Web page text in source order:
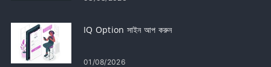
IQ Option সাইন আপ করুন
01/08/2026